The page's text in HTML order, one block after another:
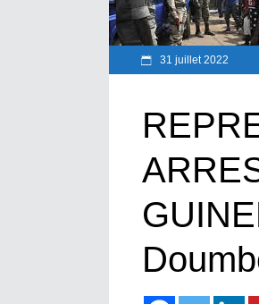
31 juillet 2022